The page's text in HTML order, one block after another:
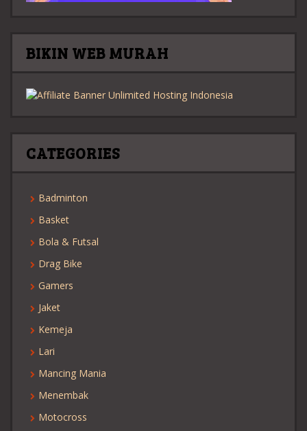
BIKIN WEB MURAH
CATEGORIES
Badminton
Basket
Bola & Futsal
Drag Bike
Gamers
Jaket
Kemeja
Lari
Mancing Mania
Menembak
Motocross